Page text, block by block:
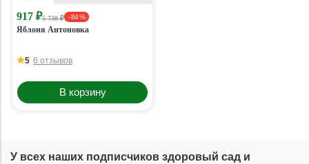
917 ₽5 730 ₽ - 84 %
Яблоня Антоновка
5 6 отзывов
В корзину
У всех наших подписчиков здоровый сад и